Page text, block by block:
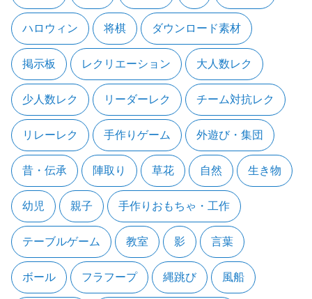
ハロウィン 将棋 ダウンロード素材
掲示板 レクリエーション 大人数レク
少人数レク リーダーレク チーム対抗レク
リレーレク 手作りゲーム 外遊び・集団
昔・伝承 陣取り 草花 自然 生き物
幼児 親子 手作りおもちゃ・工作
テーブルゲーム 教室 影 言葉
ボール フラフープ 縄跳び 風船